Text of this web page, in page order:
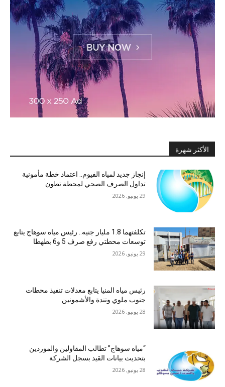
الأكثر شهرة
إنجاز جديد لمياه الفيوم.. اعتماد خطة مأمونية
تداول الصرف الصحي لمحطة تطون
29 يونيو, 2026
تكلفتهما 1.8 مليار جنيه.. رئيس مياه سوهاج يتابع
توسعات محطتي رفع صرف 5 و6 بطهطا
29 يونيو, 2026
رئيس مياه المنيا يتابع معدلات تنفيذ محطات
جنوب ملوي وتندة والأشمونين
28 يونيو, 2026
“مياه سوهاج” تطالب المقاولين والموردين
بتحديث بيانات القيد بسجل الشركة
28 يونيو, 2026